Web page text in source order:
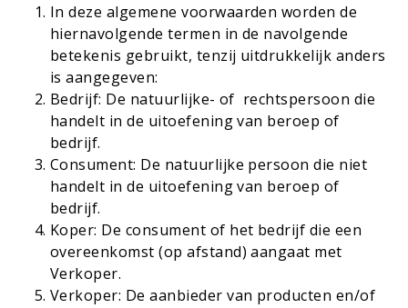
In deze algemene voorwaarden worden de
hiernavolgende termen in de navolgende
betekenis gebruikt, tenzij uitdrukkelijk anders
is aangegeven:
Bedrijf: De natuurlijke- of rechtspersoon die
handelt in de uitoefening van beroep of
bedrijf.
Consument: De natuurlijke persoon die niet
handelt in de uitoefening van beroep of
bedrijf.
Koper: De consument of het bedrijf die een
overeenkomst (op afstand) aangaat met
Verkoper.
Verkoper: De aanbieder van producten en/of